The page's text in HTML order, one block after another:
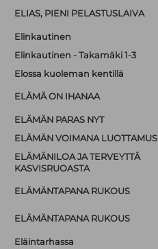
ELIAS, PIENI PELASTUSLAIVA
Elinkautinen
Elinkautinen - Takamäki 1-3
Elossa kuoleman kentillä
ELÄMÄ ON IHANAA
ELÄMÄN PARAS NYT
ELÄMÄN VOIMANA LUOTTAMUS
ELÄMÄNILOA JA TERVEYTTÄ
KASVISRUOASTA
ELÄMÄNTAPANA RUKOUS
ELÄMÄNTAPANA RUKOUS
Eläintarhassa